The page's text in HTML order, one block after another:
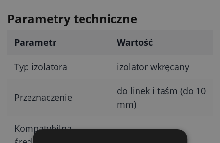
Parametry techniczne
Parametr Wartość
Typ izolatora izolator wkręcany
Przeznaczenie
do linek i taśm (do 10
mm)
Kompatybilna